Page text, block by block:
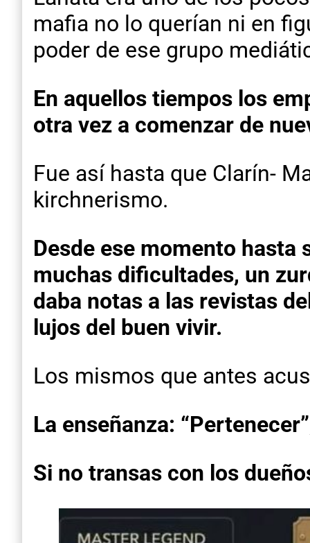
mafia no lo querían ni en
poder de ese grupo
En aquellos tiempos los
otra vez a comenzar de
Fue así hasta que Clarín-
kirchnerismo.
Desde ese momento hasta
muchas dificultades, un
daba notas a las revistas
lujos del buen vivir.
Los mismos que antes
La enseñanza:
Si no transas con los